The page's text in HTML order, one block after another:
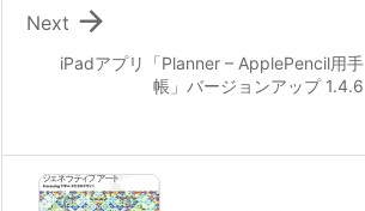
iPadアプリ「Planner – ApplePencil用手
帳」バージョンアップ 1.4.6

Next